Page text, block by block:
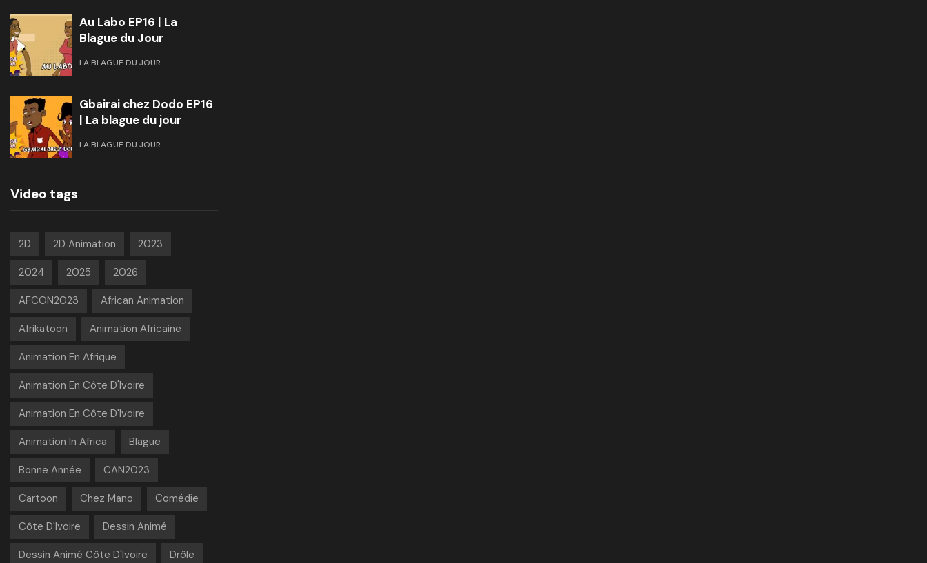
Au Labo EP16 | La
Blague du Jour
LA BLAGUE DU JOUR
Gbairai chez Dodo EP16
| La blague du jour
LA BLAGUE DU JOUR
Video tags
2D 2D Animation 2023
2024 2025 2026
AFCON2023 African Animation
Afrikatoon Animation Africaine
Animation En Afrique
Animation En Côte D'Ivoire
Animation En Côte D'Ivoire
Animation In Africa Blague
Bonne Année CAN2023
Cartoon Chez Mano Comédie
Côte D'Ivoire Dessin Animé
Dessin Animé Côte D'Ivoire Drôle